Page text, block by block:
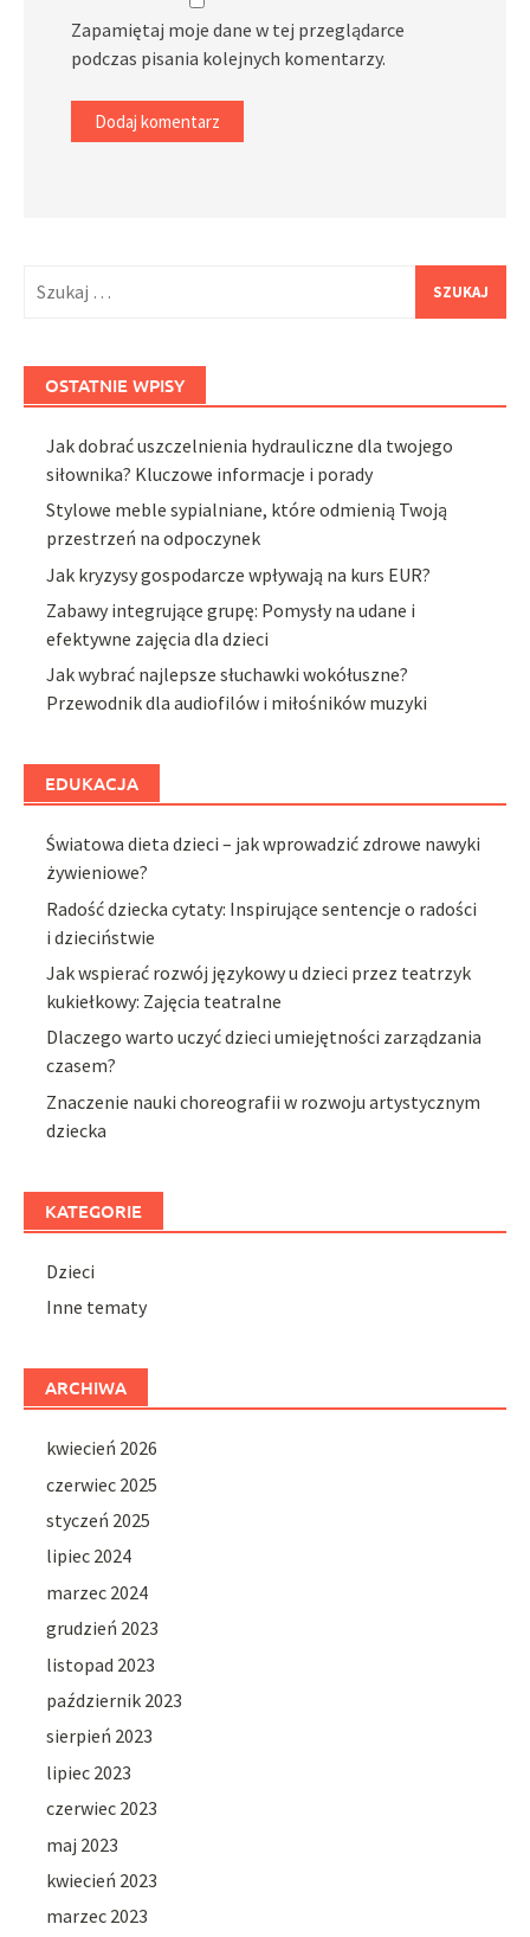
Zapamiętaj moje dane w tej przeglądarce
podczas pisania kolejnych komentarzy.
OSTATNIE WPISY
Jak dobrać uszczelnienia hydrauliczne dla twojego
siłownika? Kluczowe informacje i porady
Stylowe meble sypialniane, które odmienią Twoją
przestrzeń na odpoczynek
Jak kryzysy gospodarcze wpływają na kurs EUR?
Zabawy integrujące grupę: Pomysły na udane i
efektywne zajęcia dla dzieci
Jak wybrać najlepsze słuchawki wokółuszne?
Przewodnik dla audiofilów i miłośników muzyki
EDUKACJA
Światowa dieta dzieci – jak wprowadzić zdrowe nawyki
żywieniowe?
Radość dziecka cytaty: Inspirujące sentencje o radości
i dzieciństwie
Jak wspierać rozwój językowy u dzieci przez teatrzyk
kukiełkowy: Zajęcia teatralne
Dlaczego warto uczyć dzieci umiejętności zarządzania
czasem?
Znaczenie nauki choreografii w rozwoju artystycznym
dziecka
KATEGORIE
Dzieci
Inne tematy
ARCHIWA
kwiecień 2026
czerwiec 2025
styczeń 2025
lipiec 2024
marzec 2024
grudzień 2023
listopad 2023
październik 2023
sierpień 2023
lipiec 2023
czerwiec 2023
maj 2023
kwiecień 2023
marzec 2023